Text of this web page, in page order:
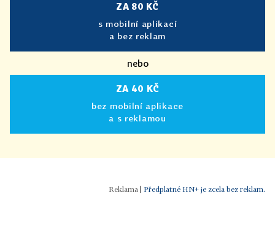
ZA 80 KČ
s mobilní aplikací
a bez reklam
nebo
ZA 40 KČ
bez mobilní aplikace
a s reklamou
| Předplatné HN+ je zcela bez reklam.